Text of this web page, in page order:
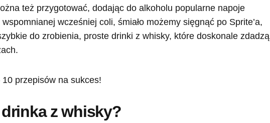
też przygotować, dodając do alkoholu popularne napoje
wcześniej coli, śmiało możemy sięgnąć po Sprite’a,
do zrobienia, proste drinki z whisky, które doskonale zdadzą
z whisky?